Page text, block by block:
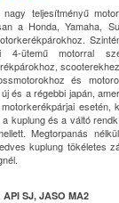
teljesítményű
a Honda, Yamaha,
4-ütemű motorral
és
és a régebbi japán,
esetén,
a kuplung és a váltó
Megtorpanás
kuplung tökéletes
API SJ, JASO MA2